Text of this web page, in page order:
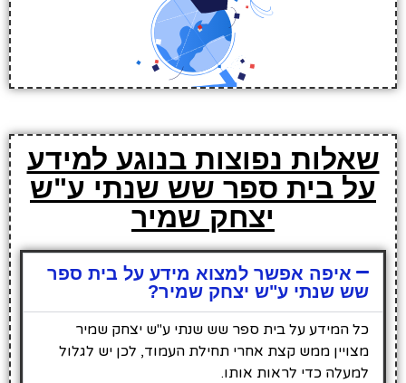
שאלות נפוצות בנוגע למידע
על בית ספר שש שנתי ע"ש
יצחק שמיר
איפה אפשר למצוא מידע על בית ספר
שש שנתי ע"ש יצחק שמיר?
כל המידע על בית ספר שש שנתי ע"ש יצחק שמיר
מצויין ממש קצת אחרי תחילת העמוד, לכן יש לגלול
למעלה כדי לראות אותו.